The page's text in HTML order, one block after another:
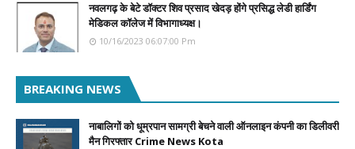
नवलगढ़ के बेटे डॉक्टर शिव प्रसाद खेदड़ होंगे प्रसिद्ध लेडी हार्डिंग
मेडिकल कॉलेज में विभागाध्यक्ष।
10/16/2023 06:07:00 Pm
BREAKING NEWS
नाबालिगों को धूम्रपान सामग्री बेचने वाली ऑनलाइन कंपनी का डिलीवरी
मैन गिरफ्तार Crime News Kota